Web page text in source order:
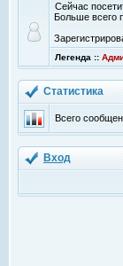
Сейчас
Больше всего
Легенда ::
Статистика
Всего
Вход